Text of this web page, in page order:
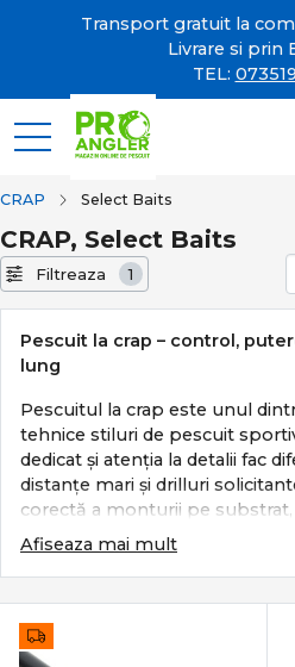
Transport gratuit la
Livrare si prin
TEL:
CRAP Select Baits
CRAP, Select Baits
Filtreaza 1
Pescuit la crap – control,
lung
Pescuitul la crap este unul
tehnice stiluri de pescuit
dedicat și atenția la detalii fac
distanțe mari și drilluri
corectă a monturii pe
ales cu grijă. Categoria Crap din
echipamente special
pescuitului competițional,
rezultate constante în orice
Afiseaza mai mult